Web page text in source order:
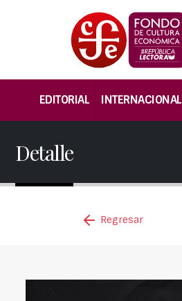
EDITORIAL INTERNACIONAL
Detalle
Regresar